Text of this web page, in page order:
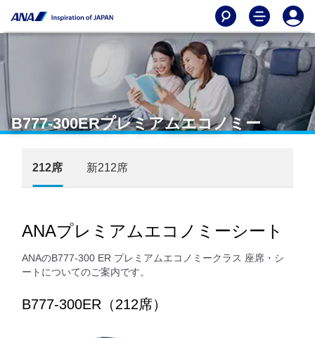
B777-300ERプレミアムエコノミー
212席 新212席
ANAプレミアムエコノミーシート
ANAのB777-300 ER プレミアムエコノミークラス 座席・シ
ートについてのご案内です。
B777-300ER（212席）